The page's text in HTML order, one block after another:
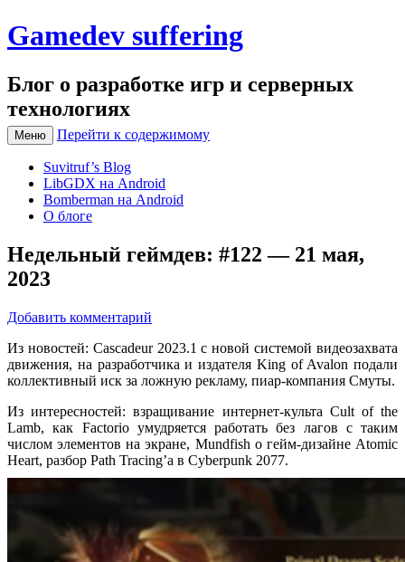
Gamedev suffering
Блог о разработке игр и серверных
технологиях
Меню Перейти к содержимому
Suvitruf’s Blog
LibGDX на Android
Bomberman на Android
О блоге
Недельный геймдев: #122 — 21 мая,
2023
Добавить комментарий
Из новостей: Cascadeur 2023.1 с новой системой видеозахвата
движения, на разработчика и издателя King of Avalon подали
коллективный иск за ложную рекламу, пиар-компания Смуты.
Из интересностей: взращивание интернет-культа Cult of the
Lamb, как Factorio умудряется работать без лагов с таким
числом элементов на экране, Mundfish о гейм-дизайне Atomic
Heart, разбор Path Tracing’а в Cyberpunk 2077.